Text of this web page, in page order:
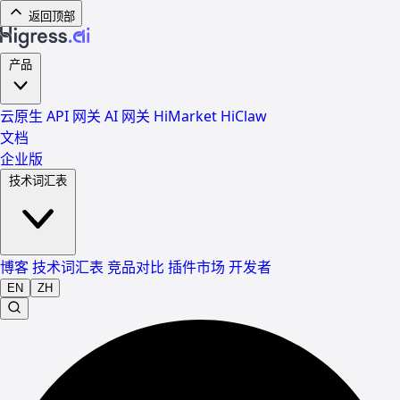
返回顶部
云原生 API 网关 AI 网关 HiMarket HiClaw
文档
企业版
博客技术词汇表 竞品对比 插件市场 开发者
EN ZH